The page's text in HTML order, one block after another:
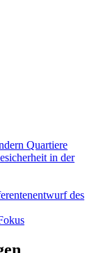
Quartiere
in der
des